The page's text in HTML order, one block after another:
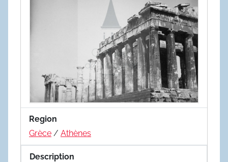
Region
Grèce / Athènes
Description